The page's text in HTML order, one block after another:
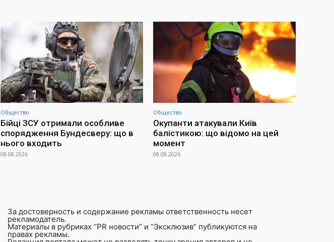
Общество
Бійці ЗСУ отримали особливе
спорядження Бундесверу: що в
нього входить
08.08.2026
Общество
Окупанти атакували Київ
балістикою: що відомо на цей
момент
08.08.2026
За достоверность и содержание рекламы ответственность несет
рекламодатель.
Материалы в рубриках “PR новости” и “Эксклюзив” публикуются на
правах рекламы.